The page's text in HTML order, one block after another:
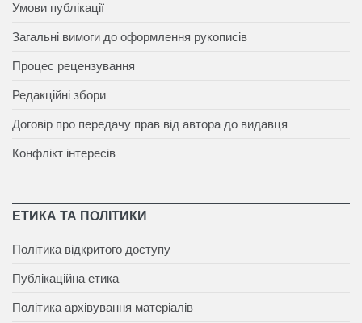
Умови публікації
Загальні вимоги до оформлення рукописів
Процес рецензування
Редакційні збори
Договір про передачу прав від автора до видавця
Конфлікт інтересів
ЕТИКА ТА ПОЛІТИКИ
Політика відкритого доступу
Публікаційна етика
Політика архівування матеріалів